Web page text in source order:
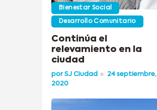
Bienestar Social
Desarrollo Comunitario
Continúa el
relevamiento en la
ciudad
porSJ Ciudad
24 septiembre,
2020